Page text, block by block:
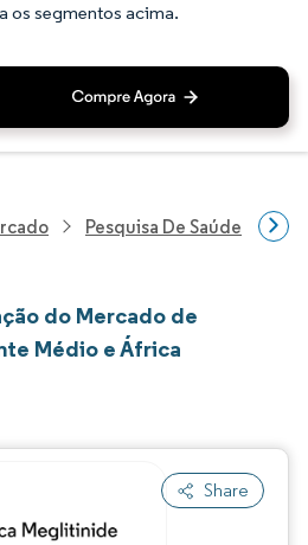
os segmentos acima.
Pesquisa De Saúde
do Mercado de
Médio e África
Share